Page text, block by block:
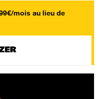
mois au lieu de